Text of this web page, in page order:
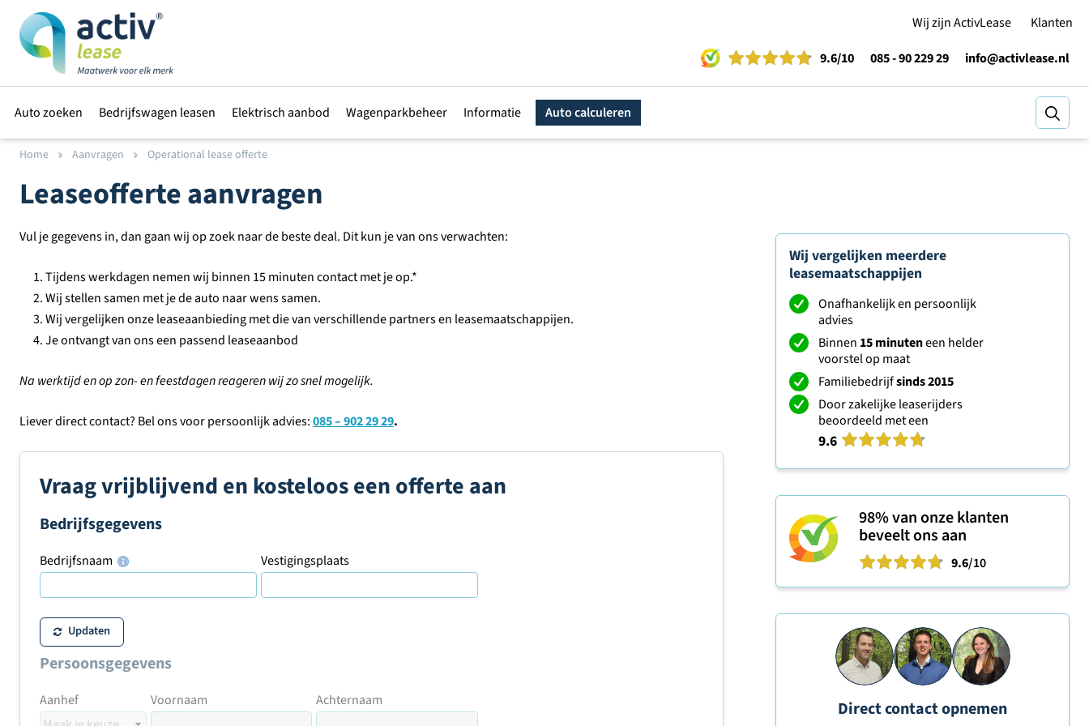
Wij zijn ActivLease
Klanten
9.6/10 085 - 90 229 29 info@activlease.nl
Auto zoeken Bedrijfswagen leasen Elektrisch aanbod Wagenparkbeheer Informatie Auto calculeren
Home Aanvragen Operational lease offerte
Leaseofferte aanvragen
Vul je gegevens in, dan gaan wij op zoek naar de beste deal. Dit kun je van ons verwachten:
Tijdens werkdagen nemen wij binnen 15 minuten contact met je op.*
Wij stellen samen met je de auto naar wens samen.
Wij vergelijken onze leaseaanbieding met die van verschillende partners en leasemaatschappijen.
Je ontvangt van ons een passend leaseaanbod
Na werktijd en op zon- en feestdagen reageren wij zo snel mogelijk.
Liever direct contact? Bel ons voor persoonlijk advies:085 – 902 29 29.
Vraag vrijblijvend en kosteloos een offerte aan
Bedrijfsgegevens
Bedrijfsnaam Vestigingsplaats
Updaten
Persoonsgegevens
Aanhef Voornaam Achternaam
Wij vergelijken meerdere
leasemaatschappijen
Onafhankelijk en persoonlijk
advies
Binnen 15 minuteneen helder
voorstel op maat
Familiebedrijfsinds 2015
Door zakelijke leaserijders
beoordeeld met een
9.6
98%van onze klanten
beveelt ons aan
9.6/10
Direct contact opnemen